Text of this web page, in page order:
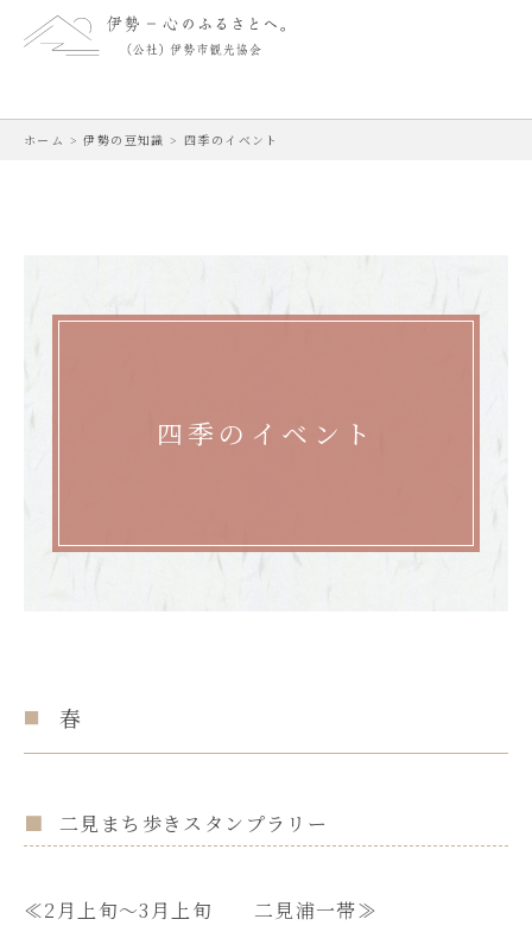
ホーム >伊勢の豆知識 > 四季のイベント
四季のイベント
春
二見まち歩きスタンプラリー
≪2月上旬～3月上旬 二見浦一帯≫